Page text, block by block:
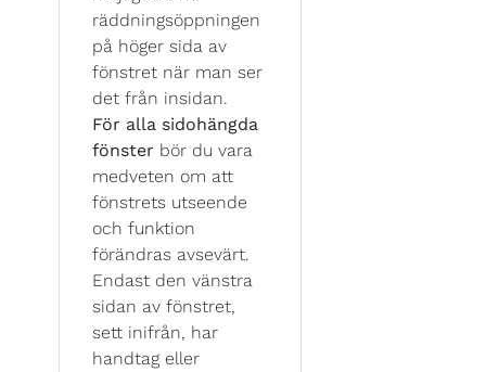
räddningsöppningen
på höger sida av
fönstret när man ser
det från insidan.
För alla sidohängda
fönster bör du vara
medveten om att
fönstrets utseende
och funktion
förändras avsevärt.
Endast den vänstra
sidan av fönstret,
sett inifrån, har
handtag eller